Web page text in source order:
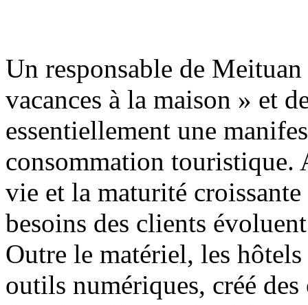
Un responsable de
vacances à la maison » et
essentiellement une
consommation touristique.
vie et la maturité
besoins des clients
Outre le matériel, les
outils numériques, créé